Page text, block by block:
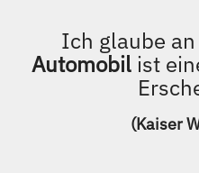
Ich glaube
Automobilist
(Kaiser